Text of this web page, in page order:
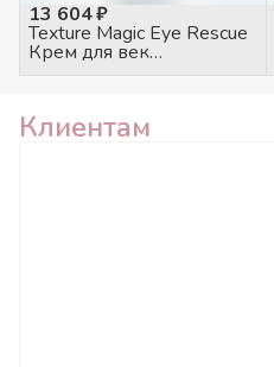
13 604 ₽
Texture Magic Eye Rescue
Крем для век
Клиентам